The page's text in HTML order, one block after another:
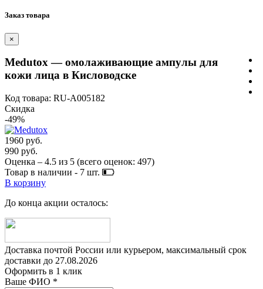
Заказ товара
×
Medutox — омолаживающие ампулы для
кожи лица в Кисловодске
Код товара: RU-A005182
Скидка
-49%
1960 руб.
990 руб.
Оценка – 4.5 из 5 (всего оценок: 497)
Товар в наличии - 7 шт.
В корзину
До конца акции осталось:
Доставка почтой России или курьером, максимальный срок
доставки до 27.08.2026
Оформить в 1 клик
Ваше ФИО *